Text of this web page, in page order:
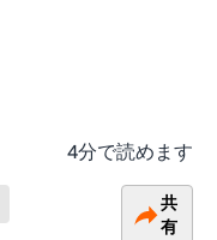
4分で読めます
共
有